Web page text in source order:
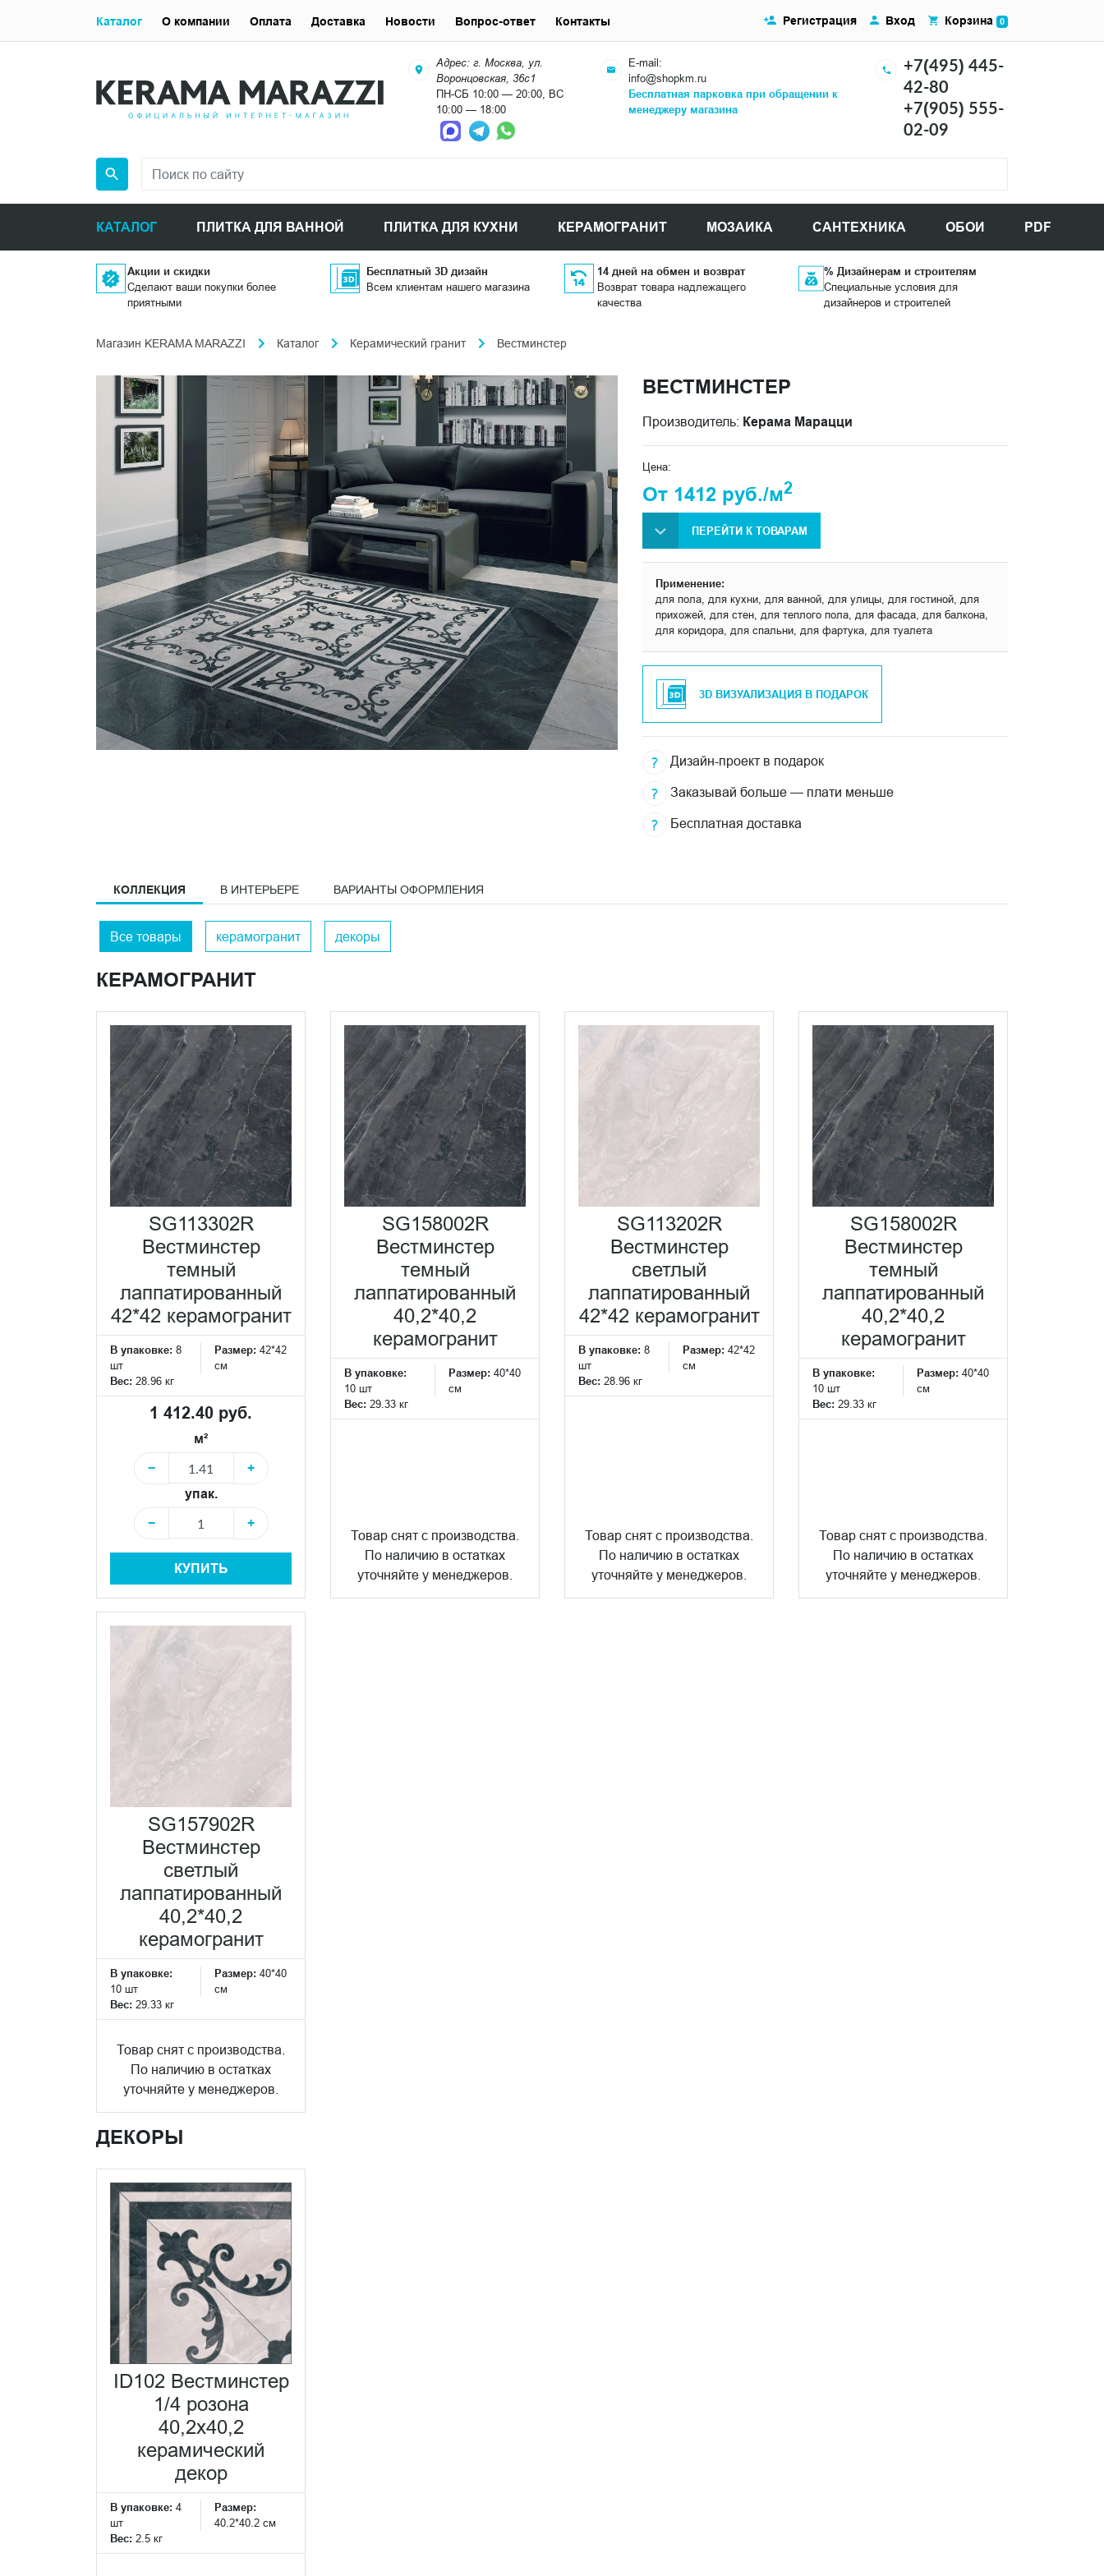
Адрес: г. Москва, ул.
Воронцовская, 36с1
ПН-СБ 10:00 — 20:00, ВС
10:00 — 18:00
E-mail:
info@shopkm.ru
Бесплатная парковка при обращении к
менеджеру магазина
+7(495) 445-
42-80
+7(905) 555-
02-09
КАТАЛОГ ПЛИТКА ДЛЯ ВАННОЙ ПЛИТКА ДЛЯ КУХНИ КЕРАМОГРАНИТ МОЗАИКА САНТЕХНИКА ОБОИ PDF
Регистрация Вход Корзина 0
Каталог О компании Оплата Доставка Новости Вопрос-ответ Контакты
Акции и скидки
Сделают ваши покупки более
приятными
Бесплатный 3D дизайн
Всем клиентам нашего магазина
14 дней на обмен и возврат
Возврат товара надлежащего
качества
% Дизайнерам и строителям
Специальные условия для
дизайнеров и строителей
Магазин KERAMA MARAZZI Каталог Керамический гранит Вестминстер
ВЕСТМИНСТЕР
Производитель: Керама Марацци
Цена:
От 1412 руб./м2
ПЕРЕЙТИ К ТОВАРАМ
Применение:
для пола, для кухни, для ванной, для улицы, для гостиной, для
прихожей, для стен, для теплого пола, для фасада, для балкона,
для коридора, для спальни, для фартука, для туалета
3D ВИЗУАЛИЗАЦИЯ В ПОДАРОК
Дизайн-проект в подарок
Заказывай больше — плати меньше
Бесплатная доставка
КОЛЛЕКЦИЯ В ИНТЕРЬЕРЕ ВАРИАНТЫ ОФОРМЛЕНИЯ
Все товары керамогранит декоры
КЕРАМОГРАНИТ
SG113302R
Вестминстер
темный
лаппатированный
42*42 керамогранит
В упаковке: 8
шт
Размер: 42*42
см
Вес: 28.96 кг
1 412.40 руб.
м²
−
+
упак.
−
+
КУПИТЬ
SG158002R
Вестминстер
темный
лаппатированный
40,2*40,2
керамогранит
В упаковке:
10 шт
Размер: 40*40
см
Вес: 29.33 кг
Товар снят с производства.
По наличию в остатках
уточняйте у менеджеров.
SG113202R
Вестминстер
светлый
лаппатированный
42*42 керамогранит
В упаковке: 8
шт
Размер: 42*42
см
Вес: 28.96 кг
Товар снят с производства.
По наличию в остатках
уточняйте у менеджеров.
SG158002R
Вестминстер
темный
лаппатированный
40,2*40,2
керамогранит
В упаковке:
10 шт
Размер: 40*40
см
Вес: 29.33 кг
Товар снят с производства.
По наличию в остатках
уточняйте у менеджеров.
SG157902R
Вестминстер
светлый
лаппатированный
40,2*40,2
керамогранит
В упаковке:
10 шт
Размер: 40*40
см
Вес: 29.33 кг
Товар снят с производства.
По наличию в остатках
уточняйте у менеджеров.
ДЕКОРЫ
ID102 Вестминстер
1/4 розона
40,2x40,2
керамический
декор
В упаковке: 4
шт
Размер:
40.2*40.2 см
Вес: 2.5 кг